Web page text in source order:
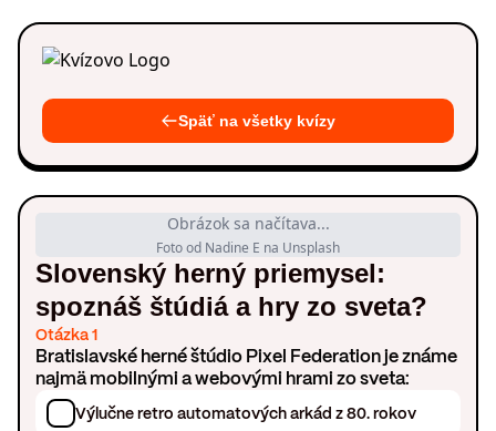
Späť na všetky kvízy
Obrázok sa načítava...
Foto od Nadine E na Unsplash
Slovenský herný priemysel:
spoznáš štúdiá a hry zo sveta?
Otázka 1
Bratislavské herné štúdio Pixel Federation je známe
najmä mobilnými a webovými hrami zo sveta:
Výlučne retro automatových arkád z 80. rokov